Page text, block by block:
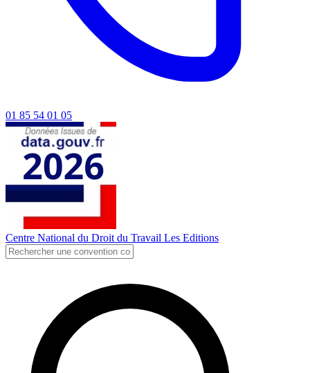
01 85 54 01 05
Centre National du Droit du Travail Les Editions